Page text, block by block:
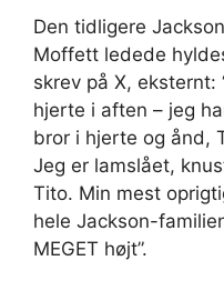
Den tidligere
Moffett ledede
skrev på X, eksternt:
hjerte i aften – jeg
bror i hjerte og ånd,
Jeg er lamslået,
Tito. Min mest
hele Jackson-
MEGET højt”.